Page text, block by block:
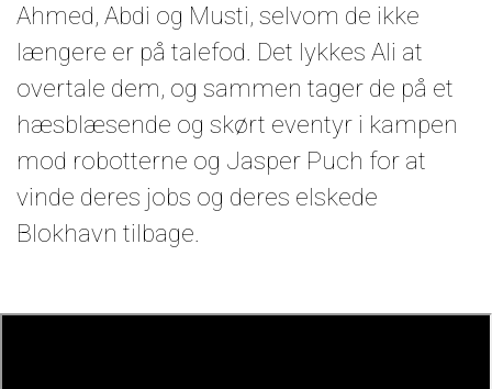
Ahmed, Abdi og Musti, selvom de ikke
længere er på talefod. Det lykkes Ali at
overtale dem, og sammen tager de på et
hæsblæsende og skørt eventyr i kampen
mod robotterne og Jasper Puch for at
vinde deres jobs og deres elskede
Blokhavn tilbage.